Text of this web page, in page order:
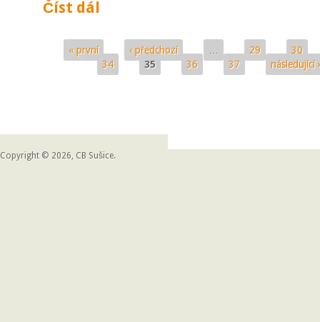
Číst dál
Stránky
« první ‹ předchozí 29
30
34
35 36 37 následující ›
Copyright © 2026, CB Sušice.